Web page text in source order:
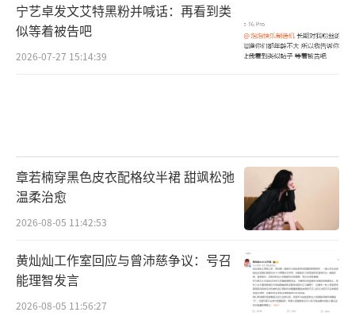
2.其他消化系统外关联疾病
虽然机制尚未完全明确，研究发现幽门螺
症状可改善。（责任编辑：于浩淙 Hzx0176）
宁艺卓发文艾特黑粉并喊话：再看到类
似等着被告吧
2026-07-27 15:14:39
章若楠穿黑色皮衣配格纹半裙 甜飒松弛
温柔治愈
2026-08-05 11:42:53
黄灿灿工作室回应与曾沛慈争议：号召
能理智发言
2026-08-05 11:56:27